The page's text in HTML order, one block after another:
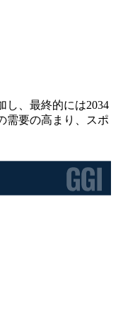
し、最終的には2034
需要の高まり、スポ